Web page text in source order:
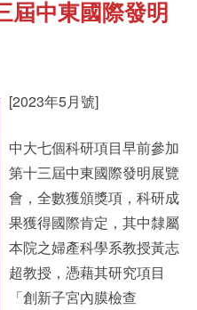
屆中東國際發明
[2023年5月號]
中大七個科研項目早前參加
第十三屆中東國際發明展覽
會，全數獲頒獎項，科研成
果獲得國際肯定，其中隸屬
本院之婦產科學系教授黃志
超教授，憑藉其研究項目
「創新子宮內膜檢查